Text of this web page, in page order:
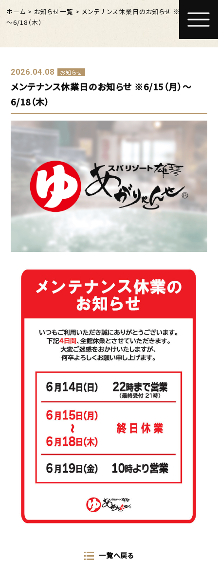
ホーム > お知らせ一覧 > メンテナンス休業日のお知らせ ※6/15（月）
～6/18（木）
2026.04.08 お知らせ
メンテナンス休業日のお知らせ ※6/15（月）～
6/18（木）
一覧へ戻る